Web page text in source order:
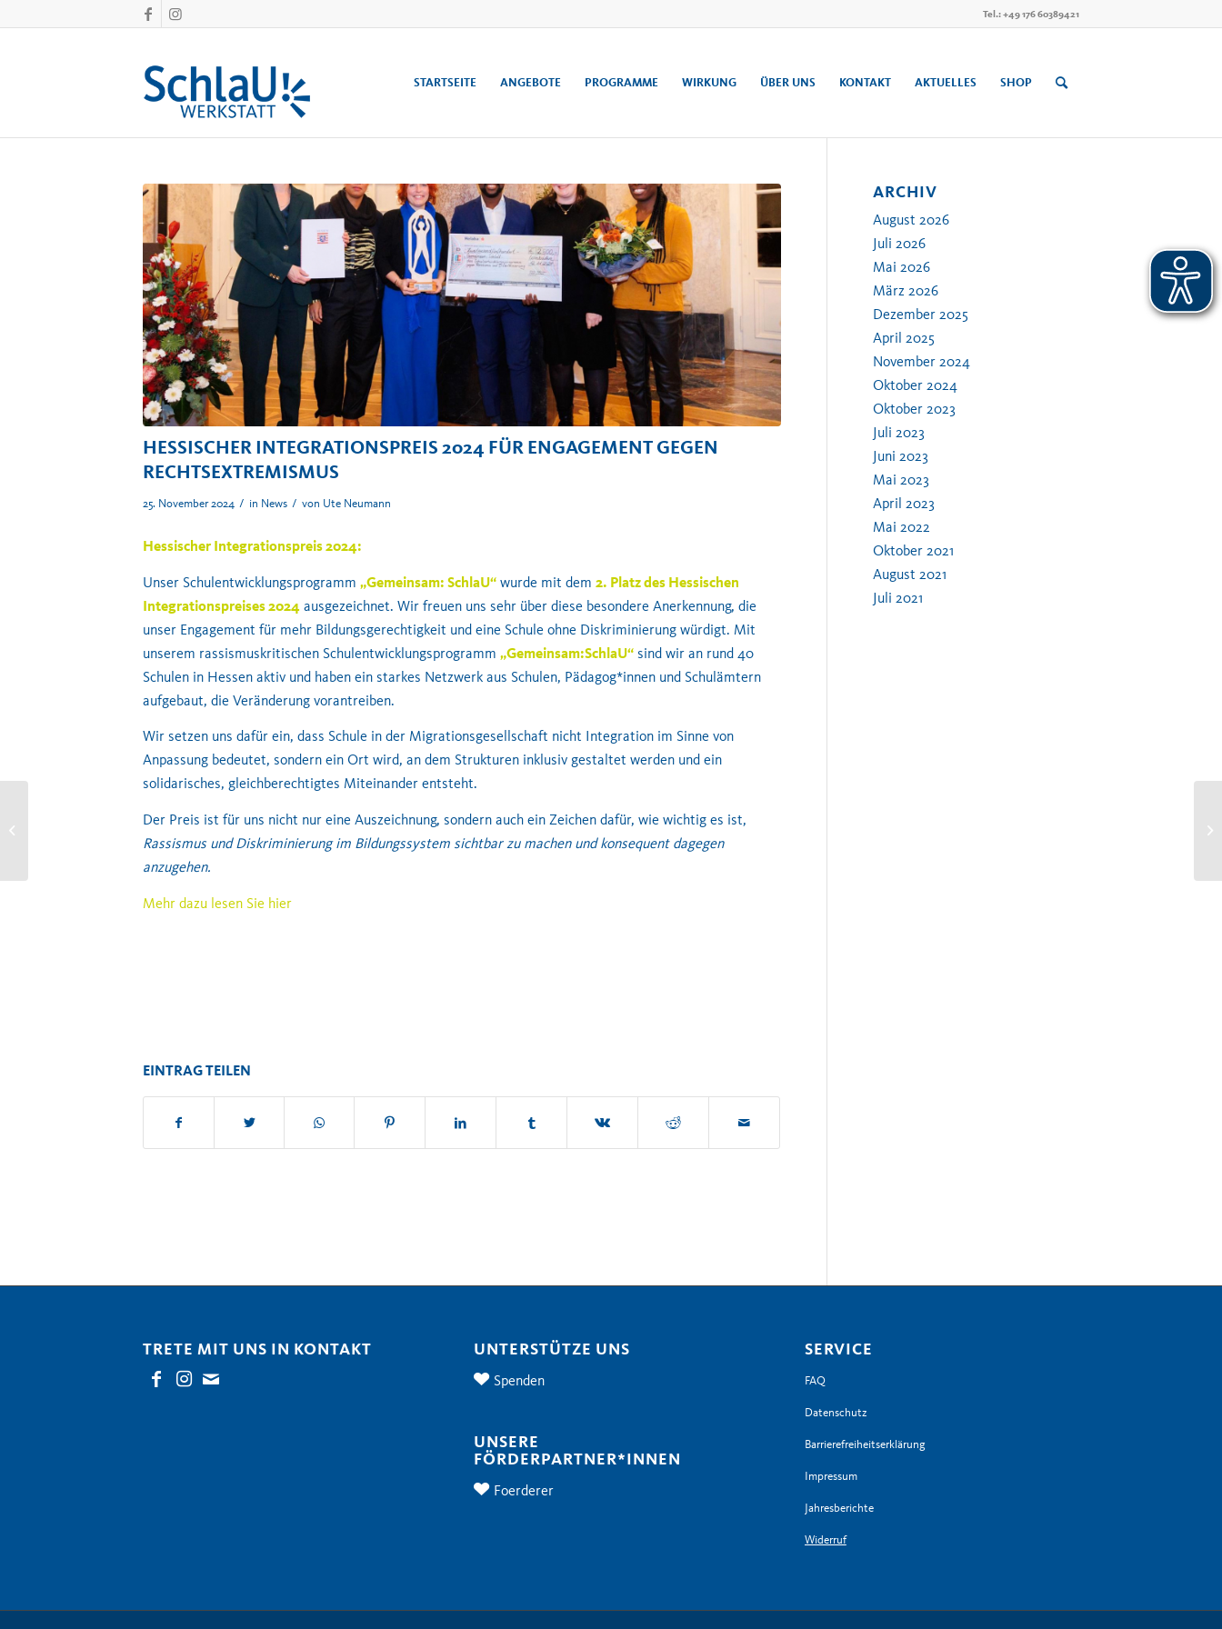
Tel.: +49 176 60389421
STARTSEITE ANGEBOTE PROGRAMME WIRKUNG ÜBER UNS KONTAKT AKTUELLES SHOP
HESSISCHER INTEGRATIONSPREIS 2024 FÜR ENGAGEMENT GEGEN
RECHTSEXTREMISMUS
25. November 2024 / in News / von Ute Neumann
Hessischer Integrationspreis 2024:
Unser Schulentwicklungsprogramm „Gemeinsam: SchlaU“ wurde mit dem 2. Platz des Hessischen
Integrationspreises 2024 ausgezeichnet. Wir freuen uns sehr über diese besondere Anerkennung, die
unser Engagement für mehr Bildungsgerechtigkeit und eine Schule ohne Diskriminierung würdigt. Mit
unserem rassismuskritischen Schulentwicklungsprogramm „Gemeinsam:SchlaU“ sind wir an rund 40
Schulen in Hessen aktiv und haben ein starkes Netzwerk aus Schulen, Pädagog*innen und Schulämtern
aufgebaut, die Veränderung vorantreiben.
Wir setzen uns dafür ein, dass Schule in der Migrationsgesellschaft nicht Integration im Sinne von
Anpassung bedeutet, sondern ein Ort wird, an dem Strukturen inklusiv gestaltet werden und ein
solidarisches, gleichberechtigtes Miteinander entsteht.
Der Preis ist für uns nicht nur eine Auszeichnung, sondern auch ein Zeichen dafür, wie wichtig es ist,
Rassismus und Diskriminierung im Bildungssystem sichtbar zu machen und konsequent dagegen
anzugehen.
Mehr dazu lesen Sie hier
EINTRAG TEILEN
ARCHIV
August 2026
Juli 2026
Mai 2026
März 2026
Dezember 2025
April 2025
November 2024
Oktober 2024
Oktober 2023
Juli 2023
Juni 2023
Mai 2023
April 2023
Mai 2022
Oktober 2021
August 2021
Juli 2021
TRETE MIT UNS IN KONTAKT UNTERSTÜTZE UNS
Spenden
UNSERE
FÖRDERPARTNER*INNEN
Foerderer
SERVICE
FAQ
Datenschutz
Barrierefreiheitserklärung
Impressum
Jahresberichte
Widerruf
Good-Practice Beispiel im